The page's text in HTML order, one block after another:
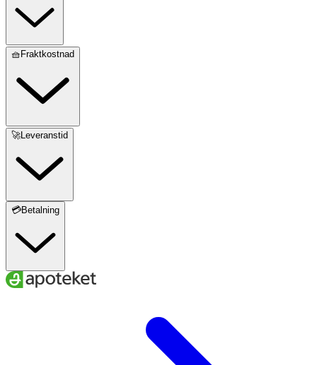
🧺Fraktkostnad
🚀Leveranstid
💳Betalning